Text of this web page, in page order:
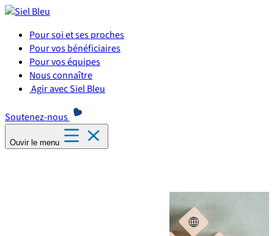
Pour soi et ses proches
Pour vos bénéficiaires
Pour vos équipes
Nous connaître
Agir avec Siel Bleu
Soutenez-nous
Ouvir le menu
Panneau de gestion des cookies